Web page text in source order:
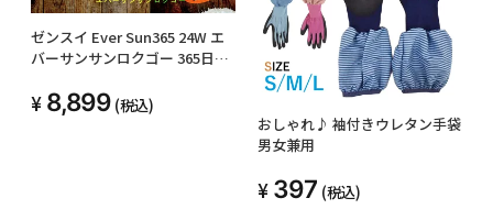
ゼンスイ Ever Sun365 24W エ
バーサンサンロクゴー 365日い
成ライト 光合成 365日 24W 多
肉植物 塊根植物
8,899 (税込)
おしゃれ♪ 袖付きウレタン手袋
男女兼用
397 (税込)